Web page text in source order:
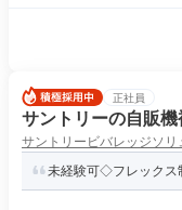
正社員
サントリーの自販
サントリービバレッジソリ
未経験可◇フレック